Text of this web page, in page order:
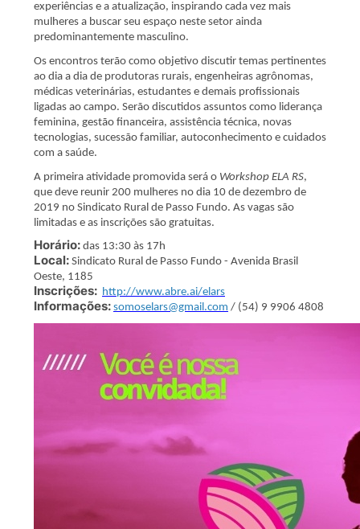
experiências e a atualização, inspirando cada vez mais
mulheres a buscar seu espaço neste setor ainda
predominantemente masculino.
Os encontros terão como objetivo discutir temas pertinentes
ao dia a dia de produtoras rurais, engenheiras agrônomas,
médicas veterinárias, estudantes e demais profissionais
ligadas ao campo. Serão discutidos assuntos como liderança
feminina, gestão financeira, assistência técnica, novas
tecnologias, sucessão familiar, autoconhecimento e cuidados
com a saúde.
A primeira atividade promovida será o Workshop ELA RS,
que deve reunir 200 mulheres no dia 10 de dezembro de
2019 no Sindicato Rural de Passo Fundo. As vagas são
limitadas e as inscrições são gratuitas.
Horário: das 13:30 às 17h
Local: Sindicato Rural de Passo Fundo - Avenida Brasil
Oeste, 1185
Inscrições: http://www.abre.ai/elars
Informações: somoselars@gmail.com / (54) 9 9906 4808